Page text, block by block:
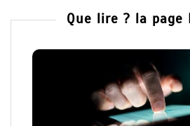
Que lire ? la page